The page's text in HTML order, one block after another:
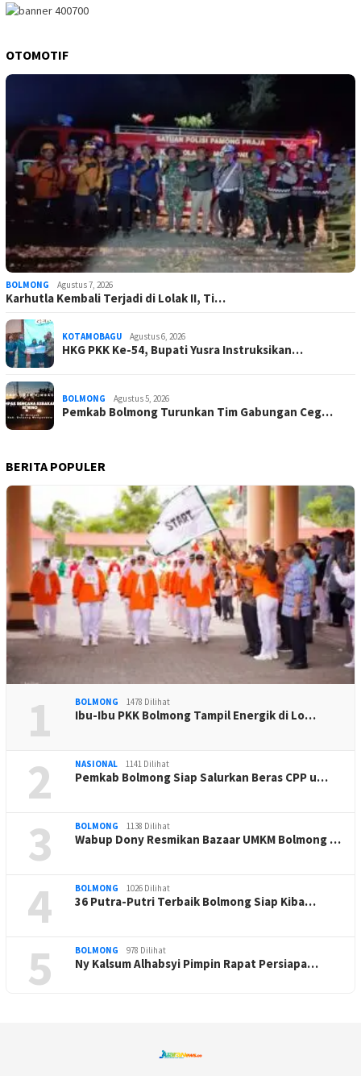
OTOMOTIF
BOLMONG Agustus 7, 2026
Karhutla Kembali Terjadi di Lolak II, Ti…
KOTAMOBAGU Agustus 6, 2026
HKG PKK Ke-54, Bupati Yusra Instruksikan…
BOLMONG Agustus 5, 2026
Pemkab Bolmong Turunkan Tim Gabungan Ceg…
BERITA POPULER
1 BOLMONG 1478 Dilihat
Ibu-Ibu PKK Bolmong Tampil Energik di Lo…
2 NASIONAL 1141 Dilihat
Pemkab Bolmong Siap Salurkan Beras CPP u…
3 BOLMONG 1138 Dilihat
Wabup Dony Resmikan Bazaar UMKM Bolmong …
4 BOLMONG 1026 Dilihat
36 Putra-Putri Terbaik Bolmong Siap Kiba…
5 BOLMONG 978 Dilihat
Ny Kalsum Alhabsyi Pimpin Rapat Persiapa…